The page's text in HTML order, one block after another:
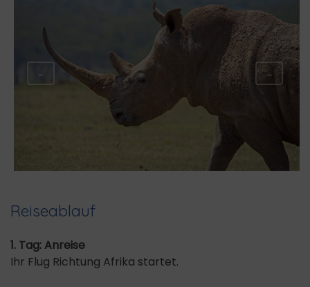
← →
Reiseablauf
1. Tag: Anreise
Ihr Flug Richtung Afrika startet.